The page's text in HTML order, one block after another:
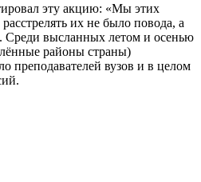
эту акцию: «Мы этих
их не было повода, а
Среди высланных летом и осенью
районы страны)
преподавателей вузов и в целом